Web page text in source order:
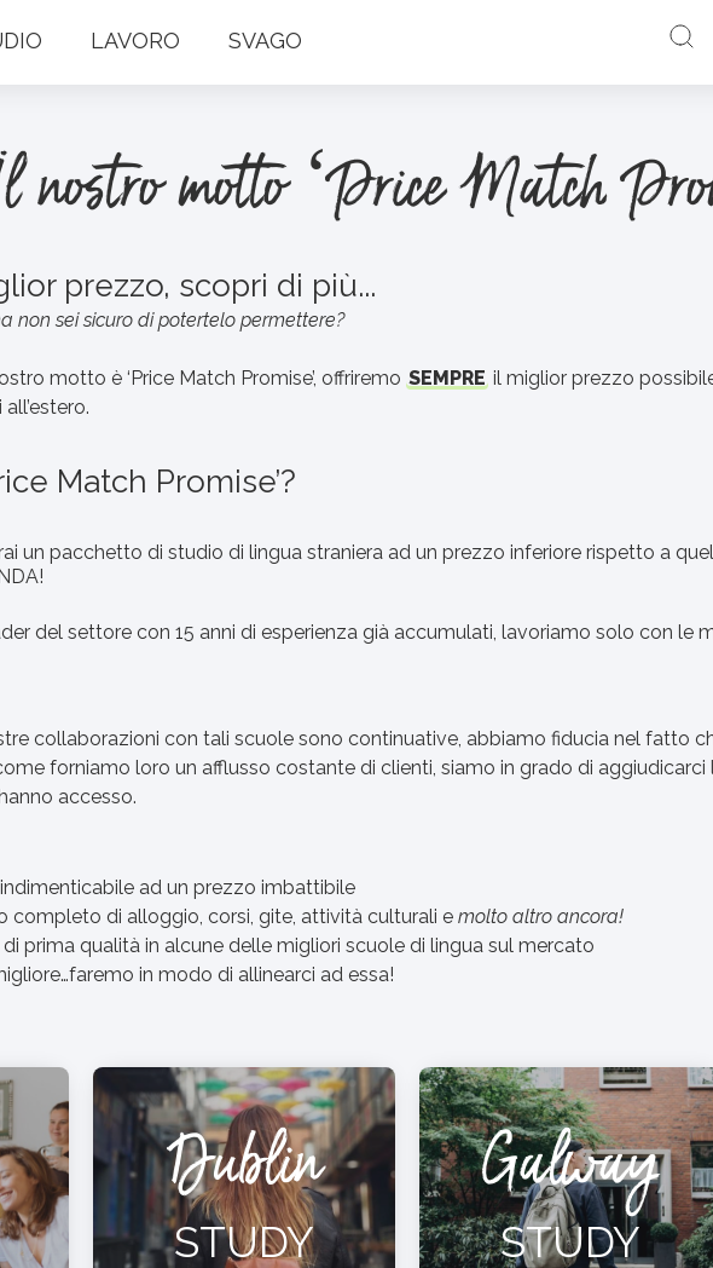
LAVORO SVAGO
nostro motto ‘Price Match
prezzo, scopri di più...
non sei sicuro di potertelo permettere?
motto è ‘Price Match Promise’, offriremo SEMPRE il miglior prezzo
Match Promise’?
un pacchetto di studio di lingua straniera ad un prezzo inferiore rispetto a
del settore con 15 anni di esperienza già accumulati, lavoriamo solo con le
collaborazioni con tali scuole sono continuative, abbiamo fiducia nel fatto
forniamo loro un afflusso costante di clienti, siamo in grado di
accesso.
indimenticabile ad un prezzo imbattibile
completo di alloggio, corsi, gite, attività culturali e molto altro ancora!
di prima qualità in alcune delle migliori scuole di lingua sul mercato
in modo di allinearci ad essa!
Dublin
STUDY
Galway
STUDY